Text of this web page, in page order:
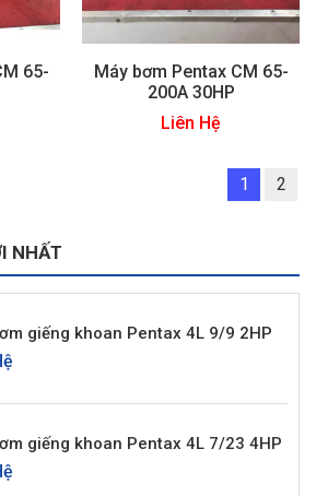
65-
Máy bơm Pentax CM 65-
200A 30HP
Liên Hệ
1 2
NHẤT
giếng khoan Pentax 4L 9/9 2HP
giếng khoan Pentax 4L 7/23 4HP